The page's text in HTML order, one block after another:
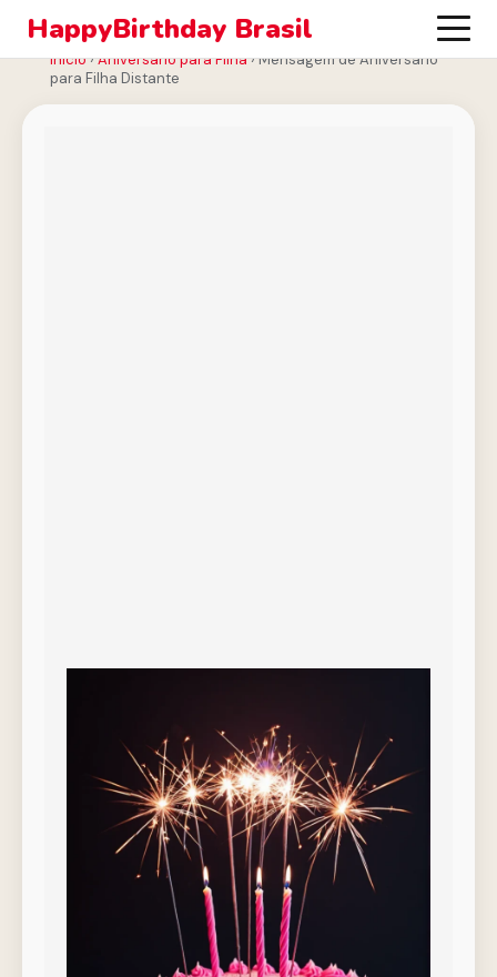
HappyBirthday Brasil
Início›Aniversário para Filha›Mensagem de Aniversário
para Filha Distante